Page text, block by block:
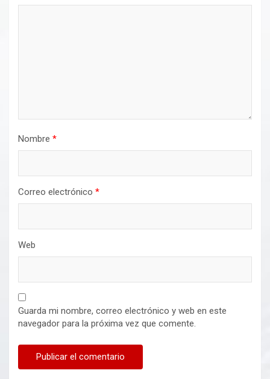
Nombre *
Correo electrónico *
Web
Guarda mi nombre, correo electrónico y web en este
navegador para la próxima vez que comente.